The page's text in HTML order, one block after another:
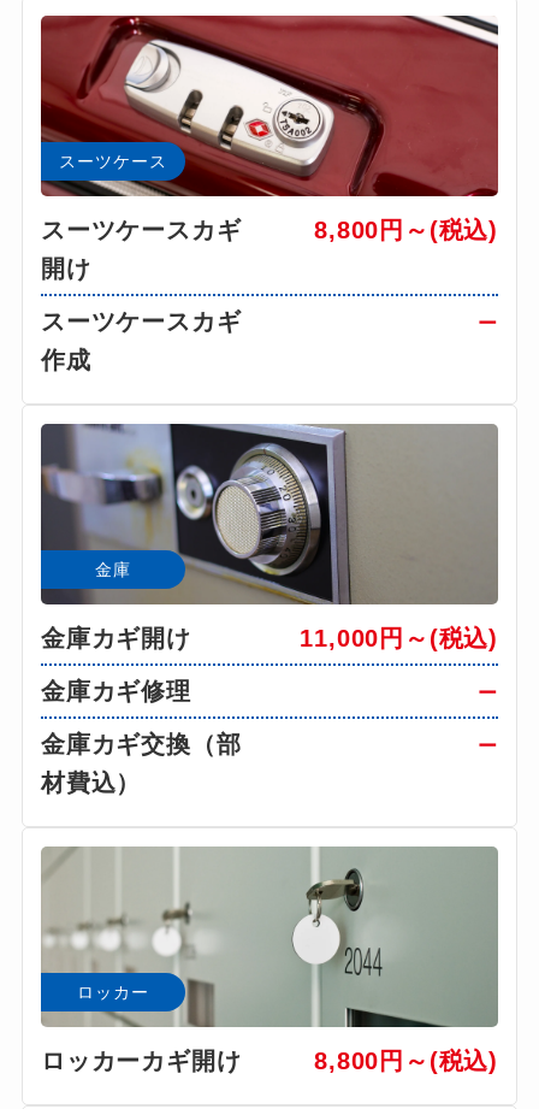
スーツケース
スーツケースカギ
開け
8,800円～(税込)
スーツケースカギ
作成
ー
金庫
金庫カギ開け
11,000円～(税込)
金庫カギ修理
ー
金庫カギ交換（部
材費込）
ー
ロッカー
ロッカーカギ開け 8,800円～(税込)